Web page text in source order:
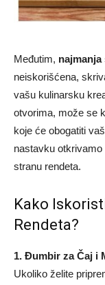
Međutim, najmanja
neiskorišćena,
vašu kulinarsku
otvorima, može se
koje će obogatiti
nastavku
stranu rendeta.
Kako
Rendeta?
1. Đumbir za Čaj i
Ukoliko želite